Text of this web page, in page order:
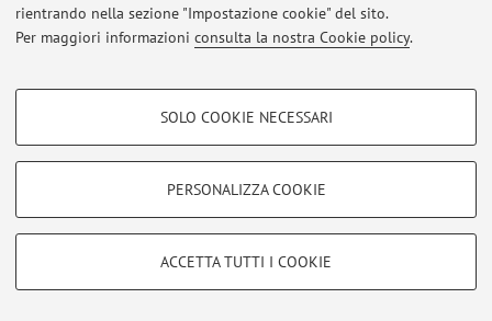
rientrando nella sezione "Impostazione cookie" del sito.
Per maggiori informazioni consulta la nostra Cookie policy.
COOKIE DI PROFILAZIONE - FACOLTATIVI
COOKIE TECNICI - NECESSARI
Si tratta di cookie tecnici utilizzati, a titolo esemplificativo, per il corretto
SOLO COOKIE NECESSARI
PERSONALIZZA COOKIE
ACCETTA TUTTI I COOKIE
Accedi tramiteloginper gestire tutti i contenuti del sito.
© 2026 - ALMA MATER STUDIORUM - Università di Bologna - Via
|Note legali|Impostazioni Cookie